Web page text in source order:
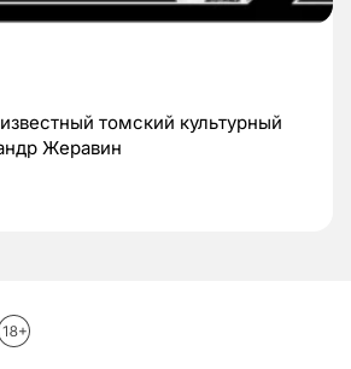
томский культурный
Жеравин